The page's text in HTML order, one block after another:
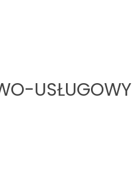
USŁUGOWY